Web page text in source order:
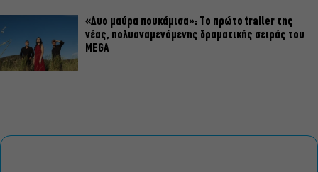
«Δυο μαύρα πουκάμισα»: Το πρώτο trailer της
νέας, πολυαναμενόμενης δραματικής σειράς του
MEGA